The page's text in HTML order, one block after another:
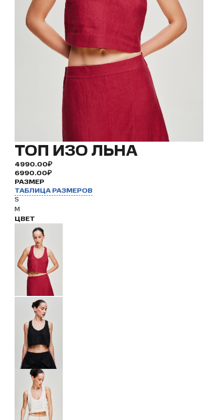
ТОП ИЗО ЛЬНА
4990.00₽
6990.00₽
РАЗМЕР
ТАБЛИЦА РАЗМЕРОВ
S
M
ЦВЕТ